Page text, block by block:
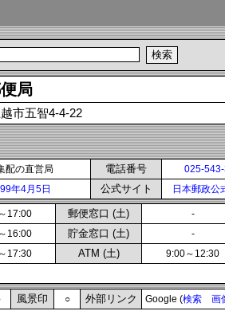
局
市五智4-4-22
配の直営局 電話番号 025-
年4月5日 公式サイト 日本郵政公
17:00 郵便窓口 (土) -
16:00 貯金窓口 (土) -
17:30 ATM (土) 9:00～12:30
風景印 ○ 外部リンク Google (検索 画